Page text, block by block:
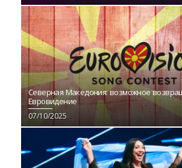
Северная Македония: возможное
Евровидение
07/10/2025